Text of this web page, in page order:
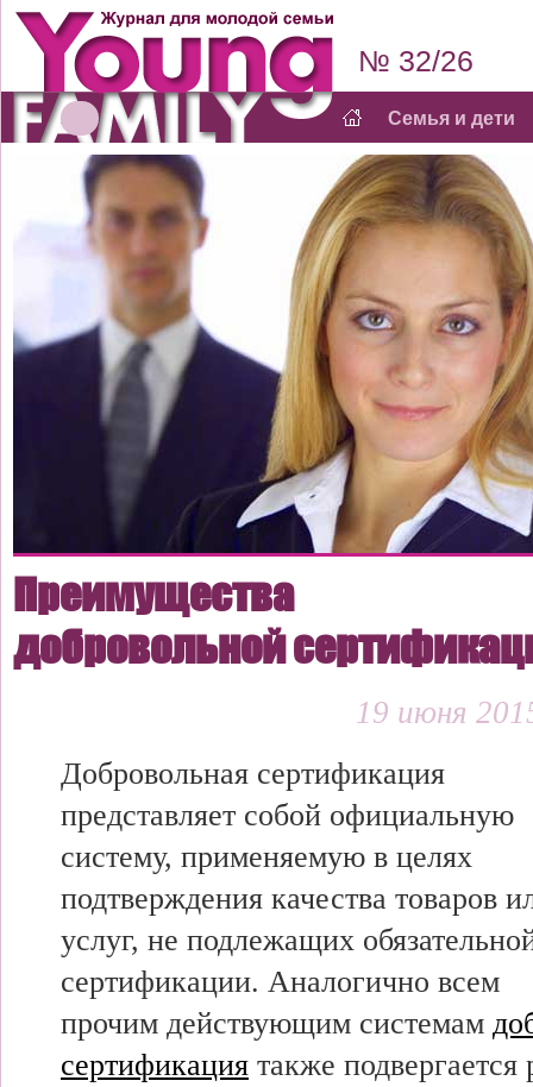
№ 32/26
Семья и дети
Преимущества
добровольной
19 июня
Добровольная сертификация
представляет собой официальную
систему, применяемую в целях
подтверждения качества товаров
услуг, не подлежащих
сертификации. Аналогично всем
прочим действующим системам
сертификация также